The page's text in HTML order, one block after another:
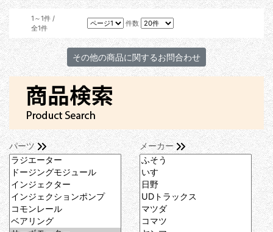
1～1件 /
全1件
件数
パーツ メーカー